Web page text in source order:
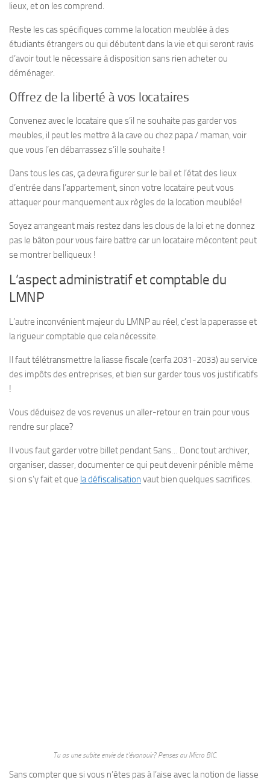
lieux, et on les comprend.
Reste les cas spécifiques comme la location meublée à des
étudiants étrangers ou qui débutent dans la vie et qui seront ravis
d’avoir tout le nécessaire à disposition sans rien acheter ou
déménager.
Offrez de la liberté à vos locataires
Convenez avec le locataire que s’il ne souhaite pas garder vos
meubles, il peut les mettre à la cave ou chez papa / maman, voir
que vous l’en débarrassez s’il le souhaite !
Dans tous les cas, ça devra figurer sur le bail et l’état des lieux
d’entrée dans l’appartement, sinon votre locataire peut vous
attaquer pour manquement aux règles de la location meublée!
Soyez arrangeant mais restez dans les clous de la loi et ne donnez
pas le bâton pour vous faire battre car un locataire mécontent peut
se montrer belliqueux !
L’aspect administratif et comptable du
LMNP
L’autre inconvénient majeur du LMNP au réel, c’est la paperasse et
la rigueur comptable que cela nécessite.
Il faut télétransmettre la liasse fiscale (cerfa 2031-2033) au service
des impôts des entreprises, et bien sur garder tous vos justificatifs
!
Vous déduisez de vos revenus un aller-retour en train pour vous
rendre sur place?
Il vous faut garder votre billet pendant 5ans… Donc tout archiver,
organiser, classer, documenter ce qui peut devenir pénible même
si on s’y fait et que la défiscalisation vaut bien quelques sacrifices.
Tu as une subite envie de t’évanouir? Penses au Micro BIC.
Sans compter que si vous n’êtes pas à l’aise avec la notion de liasse